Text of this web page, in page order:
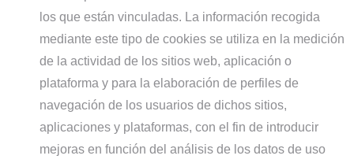
los que están vinculadas. La información recogida
mediante este tipo de cookies se utiliza en la medición
de la actividad de los sitios web, aplicación o
plataforma y para la elaboración de perfiles de
navegación de los usuarios de dichos sitios,
aplicaciones y plataformas, con el fin de introducir
mejoras en función del análisis de los datos de uso